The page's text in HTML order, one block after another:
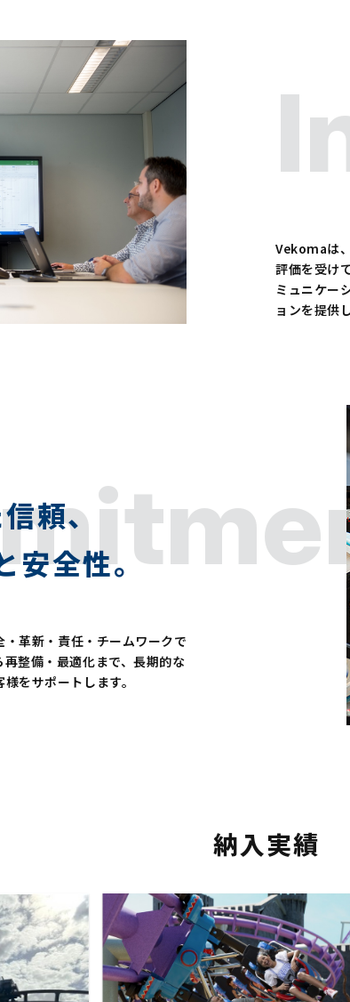
Vekomaは
評価を受け
ミュニケー
ョンを提供
頼、
安全性。
革新・責任・チームワークで
整備・最適化まで、長期的な
をサポートします。
納入実績